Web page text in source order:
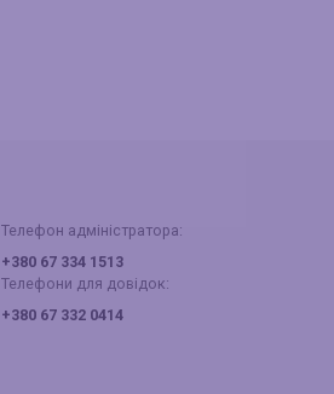
Телефон адміністратора:
+380 67 334 1513
Телефони для довідок:
+380 67 332 0414